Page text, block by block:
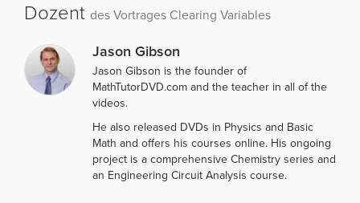
Dozent des Vortrages Clearing Variables
Jason Gibson
Jason Gibson is the founder of
MathTutorDVD.com and the teacher in all of the
videos.
He also released DVDs in Physics and Basic
Math and offers his courses online. His ongoing
project is a comprehensive Chemistry series and
an Engineering Circuit Analysis course.